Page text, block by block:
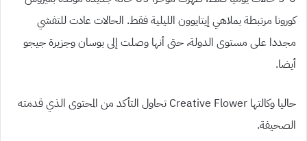
كورونا مرتبطة بملاهي إيتايوون الليلية فقط. الحالات عادت للتفشي
مجددا على مستوى الدولة، حتى أنها وصلت إلى بوسان وجزيرة جيجو
أيضا.
حاليا وكالتها Creative Flower تحاول التأكد من المحتوى الذي قدمته
الصحيفة.